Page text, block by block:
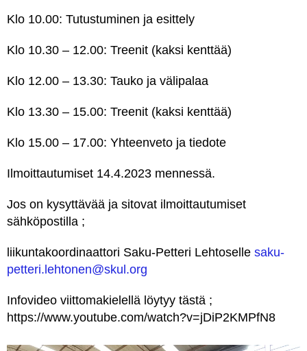
Klo 10.00: Tutustuminen ja esittely
Klo 10.30 – 12.00: Treenit (kaksi kenttää)
Klo 12.00 – 13.30: Tauko ja välipalaa
Klo 13.30 – 15.00: Treenit (kaksi kenttää)
Klo 15.00 – 17.00: Yhteenveto ja tiedote
Ilmoittautumiset 14.4.2023 mennessä.
Jos on kysyttävää ja sitovat ilmoittautumiset
sähköpostilla ;
liikuntakoordinaattori Saku-Petteri Lehtoselle saku-
petteri.lehtonen@skul.org
Infovideo viittomakielellä löytyy tästä ;
https://www.youtube.com/watch?v=jDiP2KMPfN8